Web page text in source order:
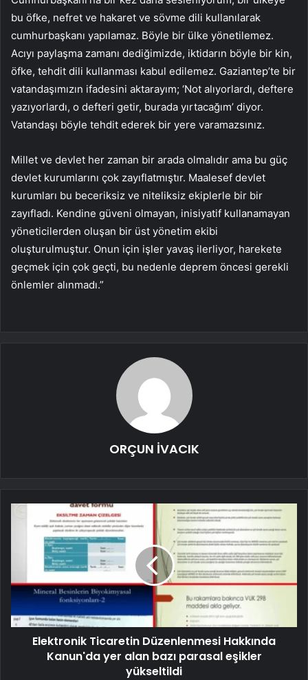
bu öfke, nefret ve hakaret ve sövme dili kullanılarak
cumhurbaşkanı yapılamaz. Böyle bir ülke yönetilemez.
Acıyı paylaşma zamanı dediğimizde, iktidarın böyle bir kin,
öfke, tehdit dili kullanması kabul edilemez. Gaziantep’te bir
vatandaşımızın ifadesini aktarayım; ‘Not alıyorlardı, deftere
yazıyorlardı, o defteri getir, burada yırtacağım’ diyor.
Vatandaşı böyle tehdit ederek bir yere varamazsınız.
Millet ve devlet her zaman bir arada olmalıdır ama bu güç
devlet kurumlarını çok zayıflatmıştır. Maalesef devlet
kurumları bu beceriksiz ve niteliksiz ekiplerle bir bir
zayıfladı. Kendine güveni olmayan, inisiyatif kullanamayan
yöneticilerden oluşan bir üst yönetim ekibi
oluşturulmuştur. Onun için işler yavaş ilerliyor, harekete
geçmek için çok geçti, bu nedenle deprem öncesi gerekli
önlemler alınmadı.”
ORÇUN İVACIK
Elektronik Ticaretin Düzenlenmesi Hakkında
Kanun'da yer alan bazı parasal eşikler
yükseltildi